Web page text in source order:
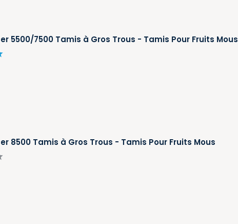
5500/7500 Tamis à Gros Trous - Tamis Pour Fruits Mous
8500 Tamis à Gros Trous - Tamis Pour Fruits Mous